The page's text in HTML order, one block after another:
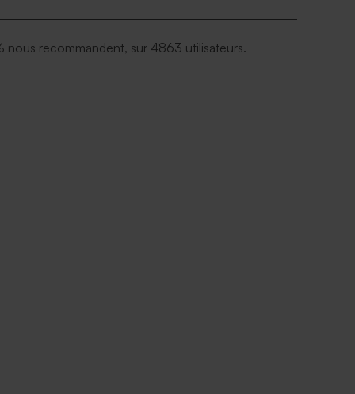
nous recommandent, sur 4863 utilisateurs.